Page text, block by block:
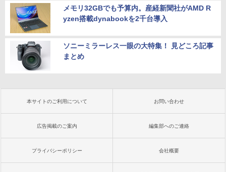
メモリ32GBでも予算内。産経新聞社がAMD R
yzen搭載dynabookを2千台導入
ソニーミラーレス一眼の大特集！ 見どころ記事
まとめ
本サイトのご利用について お問い合わせ
広告掲載のご案内 編集部へのご連絡
プライバシーポリシー 会社概要